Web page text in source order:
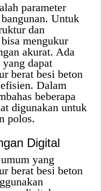
parameter
Untuk
dan
mengukur
akurat. Ada
yang dapat
berat besi beton
Dalam
beberapa
digunakan untuk
polos.
Digital
yang
berat besi beton